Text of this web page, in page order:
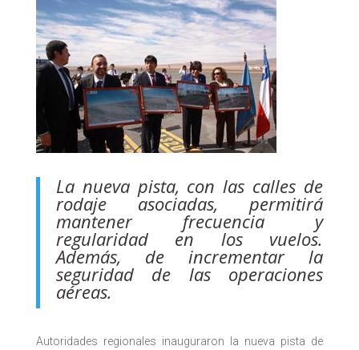
La nueva pista, con las calles de
rodaje asociadas, permitirá
mantener frecuencia y
regularidad en los vuelos.
Además, de incrementar la
seguridad de las operaciones
aéreas.
Autoridades regionales inauguraron la nueva pista de